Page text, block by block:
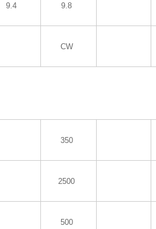
9.4 9.8
CW
350
2500
500